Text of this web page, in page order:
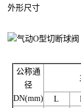
外形尺寸
公称通
径
DN(mm)
L